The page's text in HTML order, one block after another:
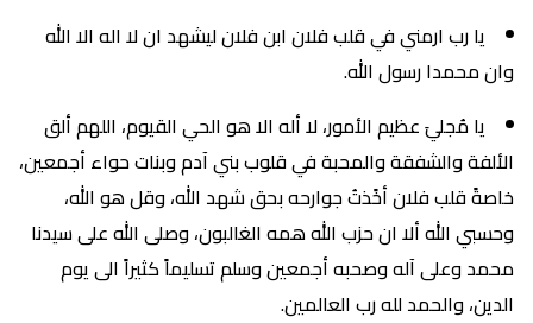
يا رب ارمني في قلب فلان ابن فلان ليشهد ان لا اله الا الله
وان محمدا رسول الله.
يا مُجليَ عظيم الأمور، لا أله الا هو الحي القيوم، اللهم ألق
الألفة والشفقة والمحبة في قلوب بني آدم وبنات حواء أجمعين،
خاصةً قلب فلان أخًذتُ جوارحه بحق شهد الله، وقل هو الله،
وحسبي الله ألا ان حزب الله همه الغالبون، وصلى الله على سيدنا
محمد وعلى آله وصحبه أجمعين وسلم تسليماً كثيراً الى يوم
الدين، والحمد لله رب العالمين.